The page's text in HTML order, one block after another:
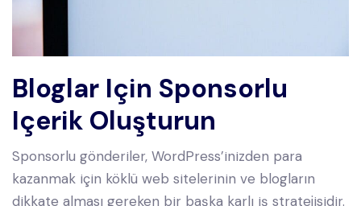
Bloglar Için Sponsorlu
Içerik Oluşturun
Sponsorlu gönderiler, WordPress’inizden para
kazanmak için köklü web sitelerinin ve blogların
dikkate alması gereken bir başka karlı iş stratejisidir.